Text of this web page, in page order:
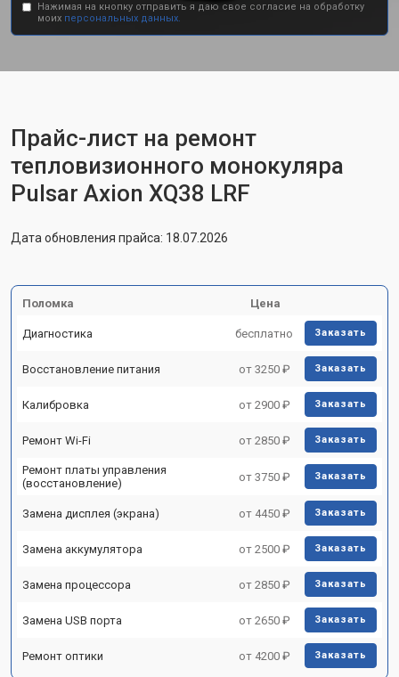
Нажимая на кнопку отправить я даю свое согласие на обработку
моих персональных данных.
Прайс-лист на ремонт
тепловизионного монокуляра
Pulsar Axion XQ38 LRF
Дата обновления прайса: 18.07.2026
Поломка Цена
Диагностика бесплатно Заказать
Восстановление питания от 3250 ₽ Заказать
Калибровка от 2900 ₽ Заказать
Ремонт Wi-Fi от 2850 ₽ Заказать
Ремонт платы управления
(восстановление)
от 3750 ₽ Заказать
Замена дисплея (экрана) от 4450 ₽ Заказать
Замена аккумулятора от 2500 ₽ Заказать
Замена процессора от 2850 ₽ Заказать
Замена USB порта от 2650 ₽ Заказать
Ремонт оптики от 4200 ₽ Заказать